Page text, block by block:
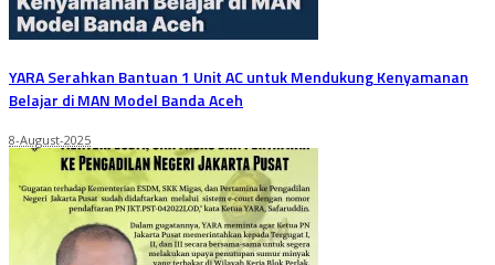
YARA Serahkan Bantuan 1 Unit AC untuk Mendukung Kenyamanan
Belajar di MAN Model Banda Aceh
8-August-2025